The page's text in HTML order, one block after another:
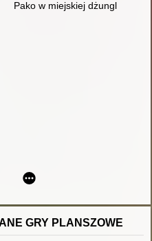
Pako w miejskiej dżungli
GRY PLANSZOWE